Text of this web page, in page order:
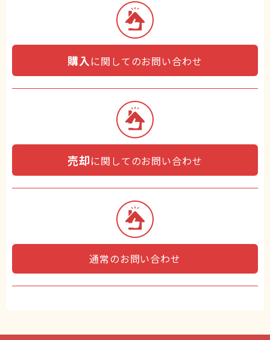
購入 に関してのお問い合わせ
売却に関してのお問い合わせ
通常のお問い合わせ